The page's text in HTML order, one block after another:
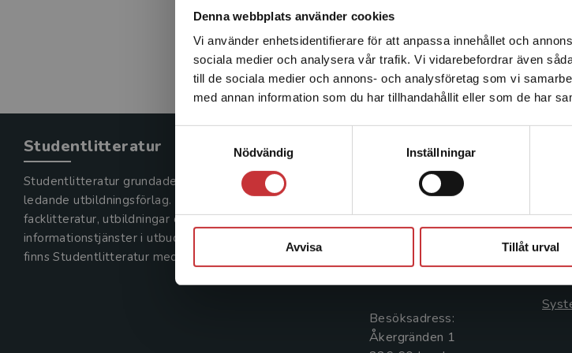
Denna webbplats använder cookies
Vi använder enhetsidentifierare för att anpassa innehållet och
sociala medier och analysera vår trafik. Vi vidarebefordrar även
till de sociala medier och annons- och analysföretag som vi
med annan information som du har tillhandahållit eller som de har
Nödvändig
Inställningar
Avvisa Tillåt urval
Det verkar som att du besöker
enhet utanför Sverige. Vi erbjuder
Sverige. För att kunna slutföra ett
leveransadressen vara i Sverige.Läs
Studentlitteratur
Studentlitteratur grundades 1963 och är idag Sveriges
ledande utbildningsförlag. Med läromedel, kurslitteratur,
facklitteratur, utbildningar och digitala
informationstjänster i utbudet,
finns Studentlitteratur med längs hela kunskapsresan.
Kontakta oss
Kontakta oss
046-31 20 00
Box 141
221 00 Lund
Besöksadress:
Åkergränden 1